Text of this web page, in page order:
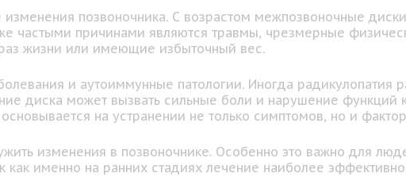
позвоночника. С возрастом межпозвоночные диски
причинами являются травмы, чрезмерные
жизни или имеющие избыточный вес.
и аутоиммунные патологии. Иногда радикулопатия
диска может вызвать сильные боли и нарушение функций
на устранении не только симптомов, но и
изменения в позвоночнике. Особенно это важно для
именно на ранних стадиях лечение наиболее